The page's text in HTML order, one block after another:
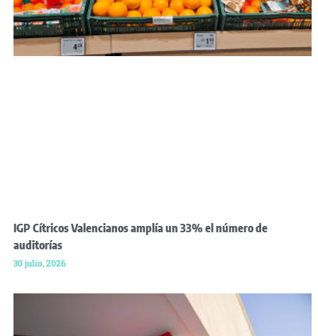
IGP Cítricos Valencianos amplía un 33% el número de
auditorías
30 julio, 2026